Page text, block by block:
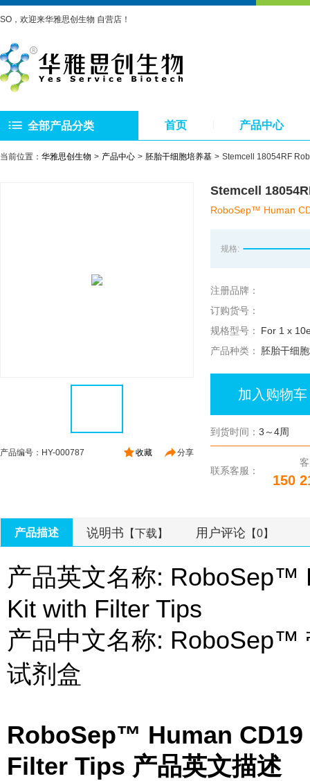
SO，欢迎来华雅思创生物 自营店！
全部产品分类 首页 产品中心
当前位置： 华雅思创生物 产品中心 胚胎干细胞培养基 Stemcell 18054RF
分享
收藏
产品编号：HY-000787
Stemcell
RoboSep™ Human
规格:
注册品牌：
订购货号：
规格型号：
For 1 x
产品种类：
胚胎干细
加入购物车
到货时间： 3～4周
联系客服：
150
产品描述 说明书 【下载】 用户评论 【0】
产品英文名称: RoboSep™
Kit with Filter Tips
产品中文名称: RoboSep™
试剂盒
RoboSep™ Human
Filter Tips 产品英文描述